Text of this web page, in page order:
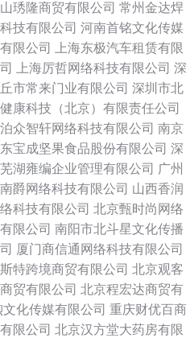
琇隆商贸有限公司 常州金达焊
技有限公司 河南首铭文化传媒
限公司
上海东极汽车租赁有限
上海厉哲网络科技有限公司 深
市常来门业有限公司 深圳市北
康科技（北京）有限责任公司
众智轩网络科技有限公司 南京
宝成坚果食品股份有限公司 深
芜湖雍编企业管理有限公司 广州
爵网络科技有限公司 山西香润
科技有限公司 北京甄时尚网络
限公司 南阳市北斗星文化传播
厦门商信通网络科技有限公司
特跨境商贸有限公司 北京观客
贸有限公司 北京程宏达商贸有
文化传媒有限公司 重庆财优百商
限公司 北京汉方堂大药房有限